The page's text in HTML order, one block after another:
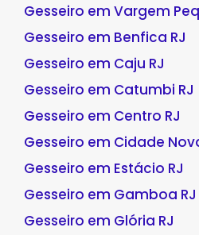
Gesseiro em Vargem
Gesseiro em Benfica RJ
Gesseiro em Caju RJ
Gesseiro em Catumbi RJ
Gesseiro em Centro RJ
Gesseiro em Cidade
Gesseiro em Estácio RJ
Gesseiro em Gamboa RJ
Gesseiro em Glória RJ